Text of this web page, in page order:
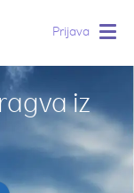
Prijava
iz